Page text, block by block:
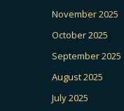
November 2025
October 2025
September 2025
August 2025
July 2025